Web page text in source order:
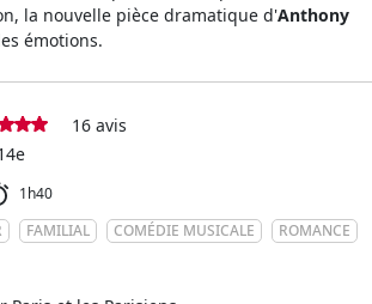
la nouvelle pièce dramatique d'Anthony
émotions.
16 avis
1h40
FAMILIAL COMÉDIE MUSICALE
ROMANCE